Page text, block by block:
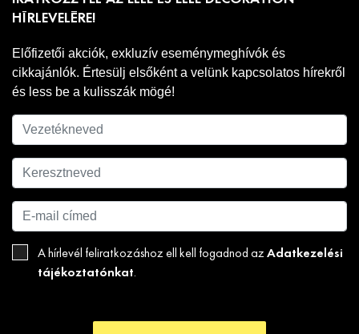
HÍRLEVELÉRE!
Előfizetői akciók, exkluzív eseménymeghívók és
cikkajánlók. Értesülj elsőként a velünk kapcsolatos hírekről
és less be a kulisszák mögé!
A hírlevél feliratkozáshoz ell kell fogadnod az Adatkezelési
tájékoztatónkat.